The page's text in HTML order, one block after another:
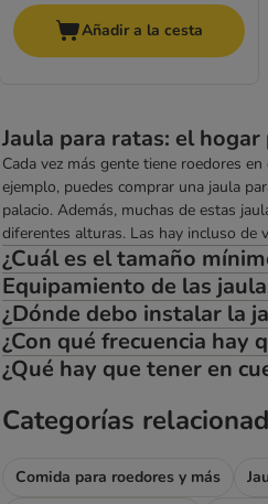
Añadir a la cesta
Jaula para ratas: el
Cada vez más gente tiene roedores
ejemplo, puedes comprar una jaula
palacio. Además, muchas de estas
diferentes alturas. Las hay incluso de
¿Cuál es el tamaño
Equipamiento de las
¿Dónde debo instalar la
¿Con qué frecuencia hay
¿Qué hay que tener en
Categorías
Comida para roedores y más